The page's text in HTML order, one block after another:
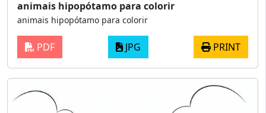
animais hipopótamo para colorir
animais hipopótamo para colorir
PDF JPG PRINT